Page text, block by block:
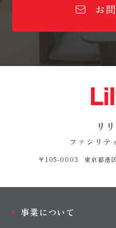
お
リ
ファシリテ
〒105-0003 東京都港
事業について